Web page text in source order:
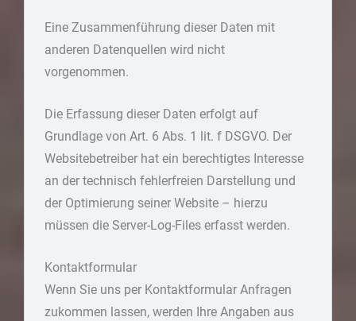
Eine Zusammenführung dieser Daten mit
anderen Datenquellen wird nicht
vorgenommen.
Die Erfassung dieser Daten erfolgt auf
Grundlage von Art. 6 Abs. 1 lit. f DSGVO. Der
Websitebetreiber hat ein berechtigtes Interesse
an der technisch fehlerfreien Darstellung und
der Optimierung seiner Website – hierzu
müssen die Server-Log-Files erfasst werden.
Kontaktformular
Wenn Sie uns per Kontaktformular Anfragen
zukommen lassen, werden Ihre Angaben aus